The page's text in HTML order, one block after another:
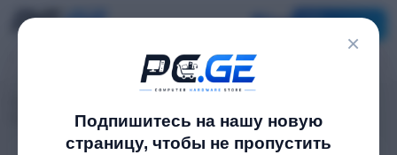
×
Подпишитесь на нашу новую
страницу, чтобы не пропустить
Управляемые PoE სვიჩი - Pro Max 24 PoE, Ubiquiti